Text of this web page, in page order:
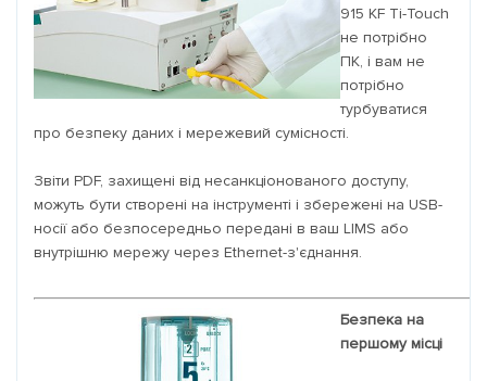
915 KF Ti-Touch
не потрібно
ПК, і вам не
потрібно
турбуватися
про безпеку даних і мережевий сумісності.
Звіти PDF, захищені від несанкціонованого доступу,
можуть бути створені на інструменті і збережені на USB-
носії або безпосередньо передані в ваш LIMS або
внутрішню мережу через Ethernet-з'єднання.
Безпека на
першому місці